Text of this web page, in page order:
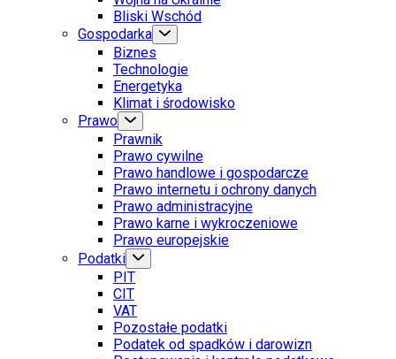
Bliski Wschód
Gospodarka
Biznes
Technologie
Energetyka
Klimat i środowisko
Prawo
Prawnik
Prawo cywilne
Prawo handlowe i gospodarcze
Prawo internetu i ochrony danych
Prawo administracyjne
Prawo karne i wykroczeniowe
Prawo europejskie
Podatki
PIT
CIT
VAT
Pozostałe podatki
Podatek od spadków i darowizn